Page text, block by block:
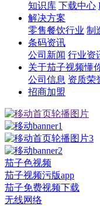
知识库 下载中心
解决方案
零售餐饮行业 制
条码资讯
公司新闻 行业资
关于茄子视频懂
公司信息 资质荣
招商加盟
茄子色视频
茄子视频污版app
茄子免费视频下载
无线网络